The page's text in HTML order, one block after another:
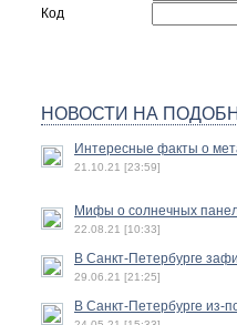
Код
НОВОСТИ НА
Интересные факты о
21.10.21 [23:59]
Мифы о солнечных
22.08.21 [10:33]
В Санкт-Петербурге
29.06.21 [21:25]
В Санкт-Петербурге из-